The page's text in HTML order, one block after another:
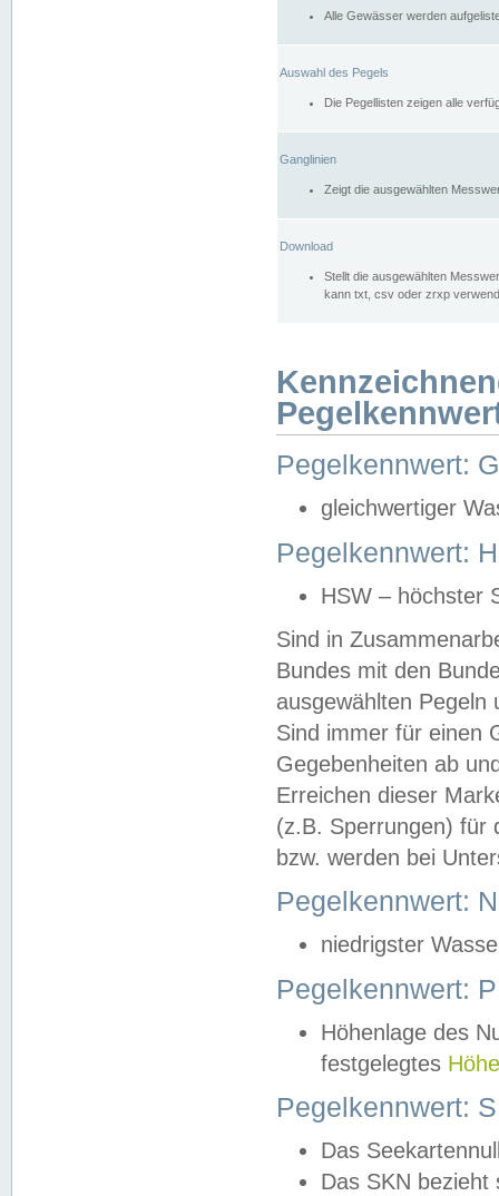
Alle Gewässer werden
Auswahl des Pegels
Die Pegellisten zeigen alle
Ganglinien
Zeigt die ausgewählten
Download
Stellt die ausgewählten
kann txt, csv oder zrxp
Pegelkennwert:
gleichwertiger
Pegelkennwert:
HSW – höchster
Sind in
Bundes mit den
ausgewählten
Sind immer für einen
Gegebenheiten ab
Erreichen dieser
(z.B. Sperrungen) für
bzw. werden bei
Pegelkennwert:
niedrigster
Pegelkennwert:
Höhenlage des
festgelegtes
Pegelkennwert:
Das
Das SKN